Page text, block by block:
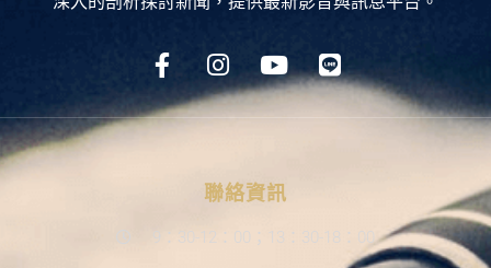
聯絡資訊
9：30-12：00；13：30-18：00